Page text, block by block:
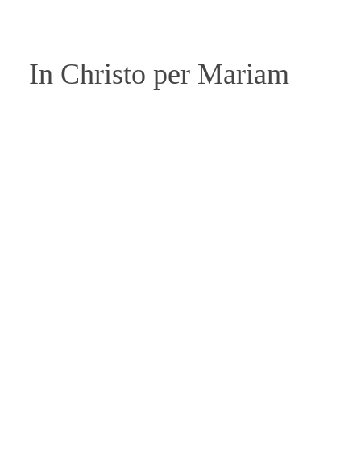
In Christo per Mariam